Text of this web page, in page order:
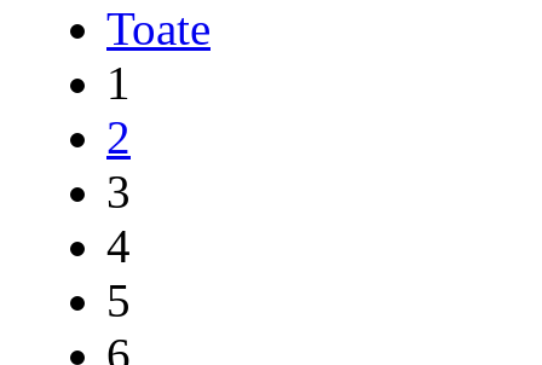
Toate
1
2
3
4
5
6